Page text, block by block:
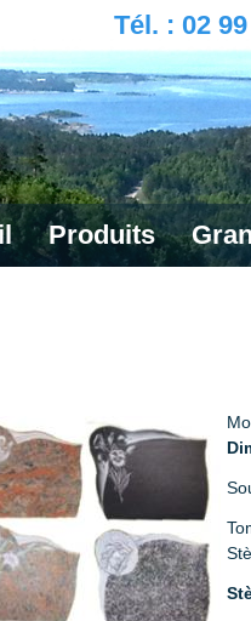
Tél. : 02
Produits